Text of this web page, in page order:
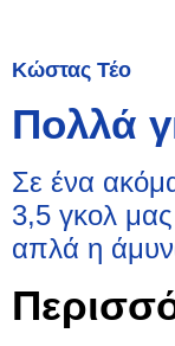
Κώστας Τέο
Πολλά
Σε ένα
3,5 γκολ μας
απλά η